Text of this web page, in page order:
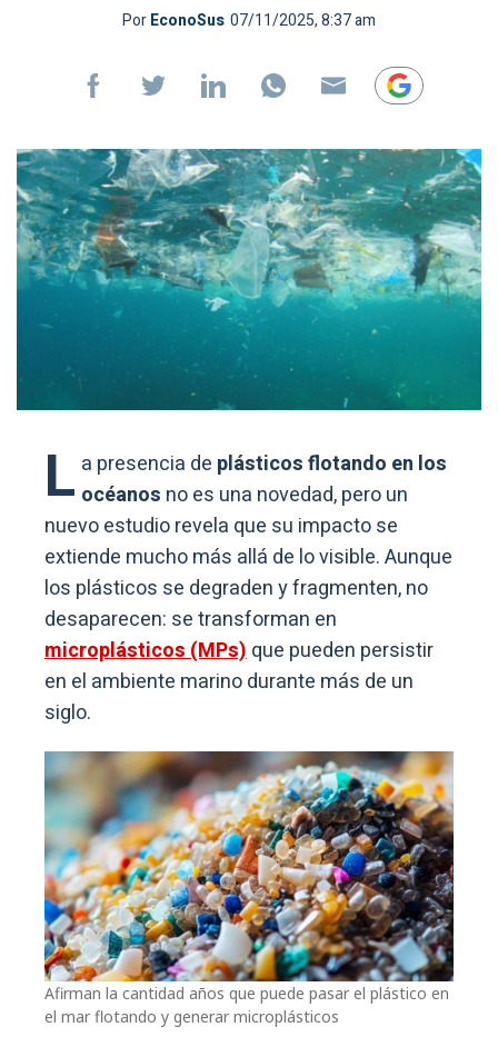
PorEconoSus 07/11/2025, 8:37 am
L a presencia de plásticos flotando en los
océanos no es una novedad, pero un
nuevo estudio revela que su impacto se
extiende mucho más allá de lo visible. Aunque
los plásticos se degraden y fragmenten, no
desaparecen: se transforman en
microplásticos (MPs)que pueden persistir
en el ambiente marino durante más de un
siglo.
Afirman la cantidad años que puede pasar el plástico en
el mar flotando y generar microplásticos